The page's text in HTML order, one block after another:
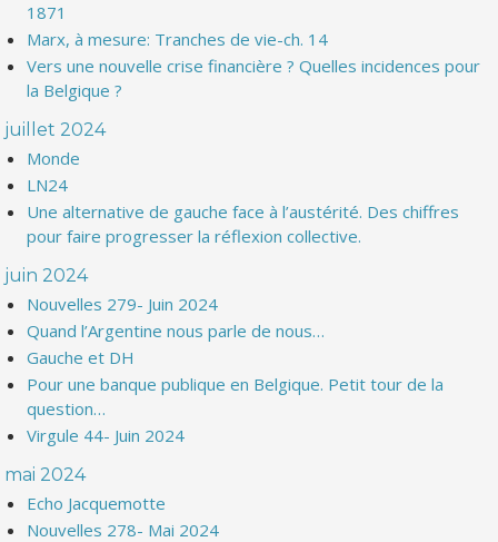
1871
Marx, à mesure: Tranches de vie-ch. 14
Vers une nouvelle crise financière ? Quelles incidences pour
la Belgique ?
juillet 2024
Monde
LN24
Une alternative de gauche face à l’austérité. Des chiffres
pour faire progresser la réflexion collective.
juin 2024
Nouvelles 279- Juin 2024
Quand l’Argentine nous parle de nous…
Gauche et DH
Pour une banque publique en Belgique. Petit tour de la
question…
Virgule 44- Juin 2024
mai 2024
Echo Jacquemotte
Nouvelles 278- Mai 2024